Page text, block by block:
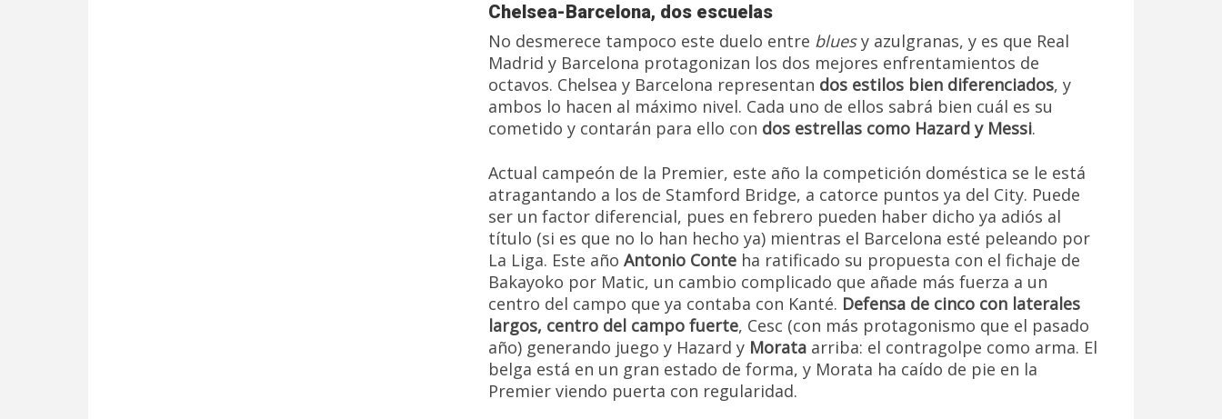
Chelsea-Barcelona, dos escuelas
No desmerece tampoco este duelo entre bluesy azulgranas, y es que Real
Madrid y Barcelona protagonizan los dos mejores enfrentamientos de
octavos. Chelsea y Barcelona representan dos estilos bien diferenciados, y
ambos lo hacen al máximo nivel. Cada uno de ellos sabrá bien cuál es su
cometido y contarán para ello con dos estrellas como Hazard y Messi.
Actual campeón de la Premier, este año la competición doméstica se le está
atragantando a los de Stamford Bridge, a catorce puntos ya del City. Puede
ser un factor diferencial, pues en febrero pueden haber dicho ya adiós al
título (si es que no lo han hecho ya) mientras el Barcelona esté peleando por
La Liga. Este año Antonio Conte ha ratificado su propuesta con el fichaje de
Bakayoko por Matic, un cambio complicado que añade más fuerza a un
centro del campo que ya contaba con Kanté. Defensa de cinco con laterales
largos, centro del campo fuerte, Cesc (con más protagonismo que el pasado
año) generando juego y Hazard y Morata arriba: el contragolpe como arma. El
belga está en un gran estado de forma, y Morata ha caído de pie en la
Premier viendo puerta con regularidad.